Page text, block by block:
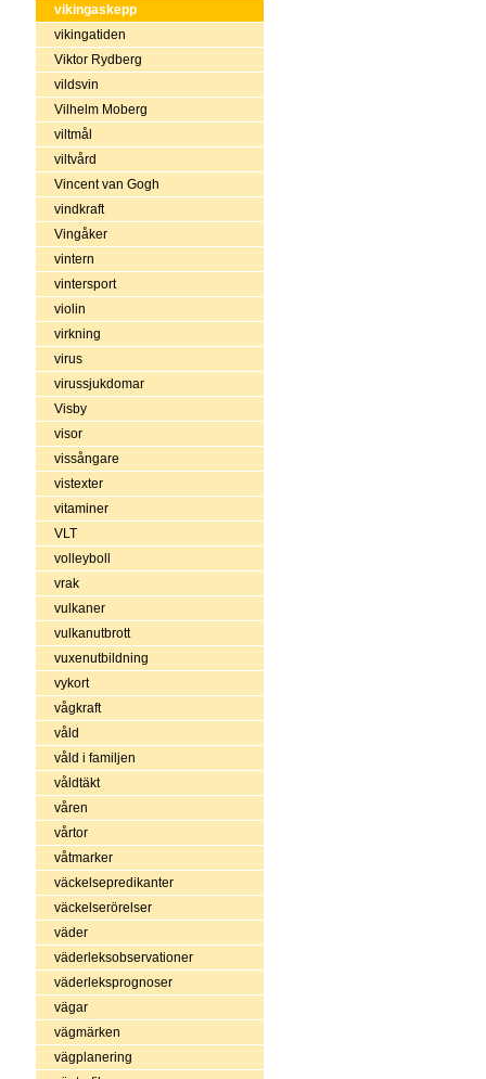
vikingaskepp
vikingatiden
Viktor Rydberg
vildsvin
Vilhelm Moberg
viltmål
viltvård
Vincent van Gogh
vindkraft
Vingåker
vintern
vintersport
violin
virkning
virus
virussjukdomar
Visby
visor
vissångare
vistexter
vitaminer
VLT
volleyboll
vrak
vulkaner
vulkanutbrott
vuxenutbildning
vykort
vågkraft
våld
våld i familjen
våldtäkt
våren
vårtor
våtmarker
väckelsepredikanter
väckelserörelser
väder
väderleksobservationer
väderleksprognoser
vägar
vägmärken
vägplanering